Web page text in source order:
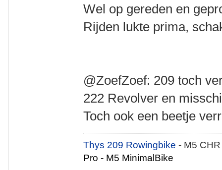
Wel op gereden en
Rijden lukte prima,
@ZoefZoef: 209 toch
222 Revolver en
Toch ook een beetje
Thys 209 Rowingbike- M5
Pro - M5 MinimalBike